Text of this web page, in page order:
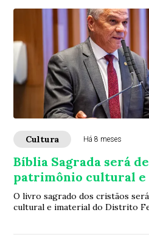
Cultura Há 8 meses
Bíblia Sagrada será
patrimônio cultural e
O livro sagrado dos cristãos
cultural e imaterial do Distrito